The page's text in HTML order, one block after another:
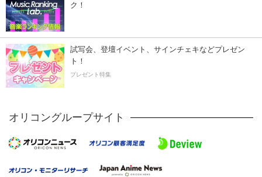
ク！
試写会、登壇イベント、サインチェキなどプレゼン
ト！
プレゼント特集
オリコングループサイト